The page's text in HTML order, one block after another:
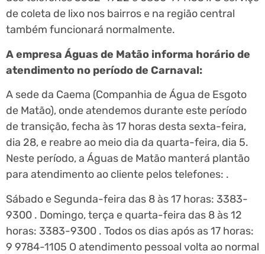
de coleta de lixo nos bairros e na região central
também funcionará normalmente.
A empresa Águas de Matão informa horário de
atendimento no período de Carnaval:
A sede da Caema (Companhia de Água de Esgoto
de Matão), onde atendemos durante este período
de transição, fecha às 17 horas desta sexta-feira,
dia 28, e reabre ao meio dia da quarta-feira, dia 5.
Neste período, a Águas de Matão manterá plantão
para atendimento ao cliente pelos telefones: .
Sábado e Segunda-feira das 8 às 17 horas: 3383-
9300 . Domingo, terça e quarta-feira das 8 às 12
horas: 3383-9300 . Todos os dias após as 17 horas:
9 9784-1105 O atendimento pessoal volta ao normal